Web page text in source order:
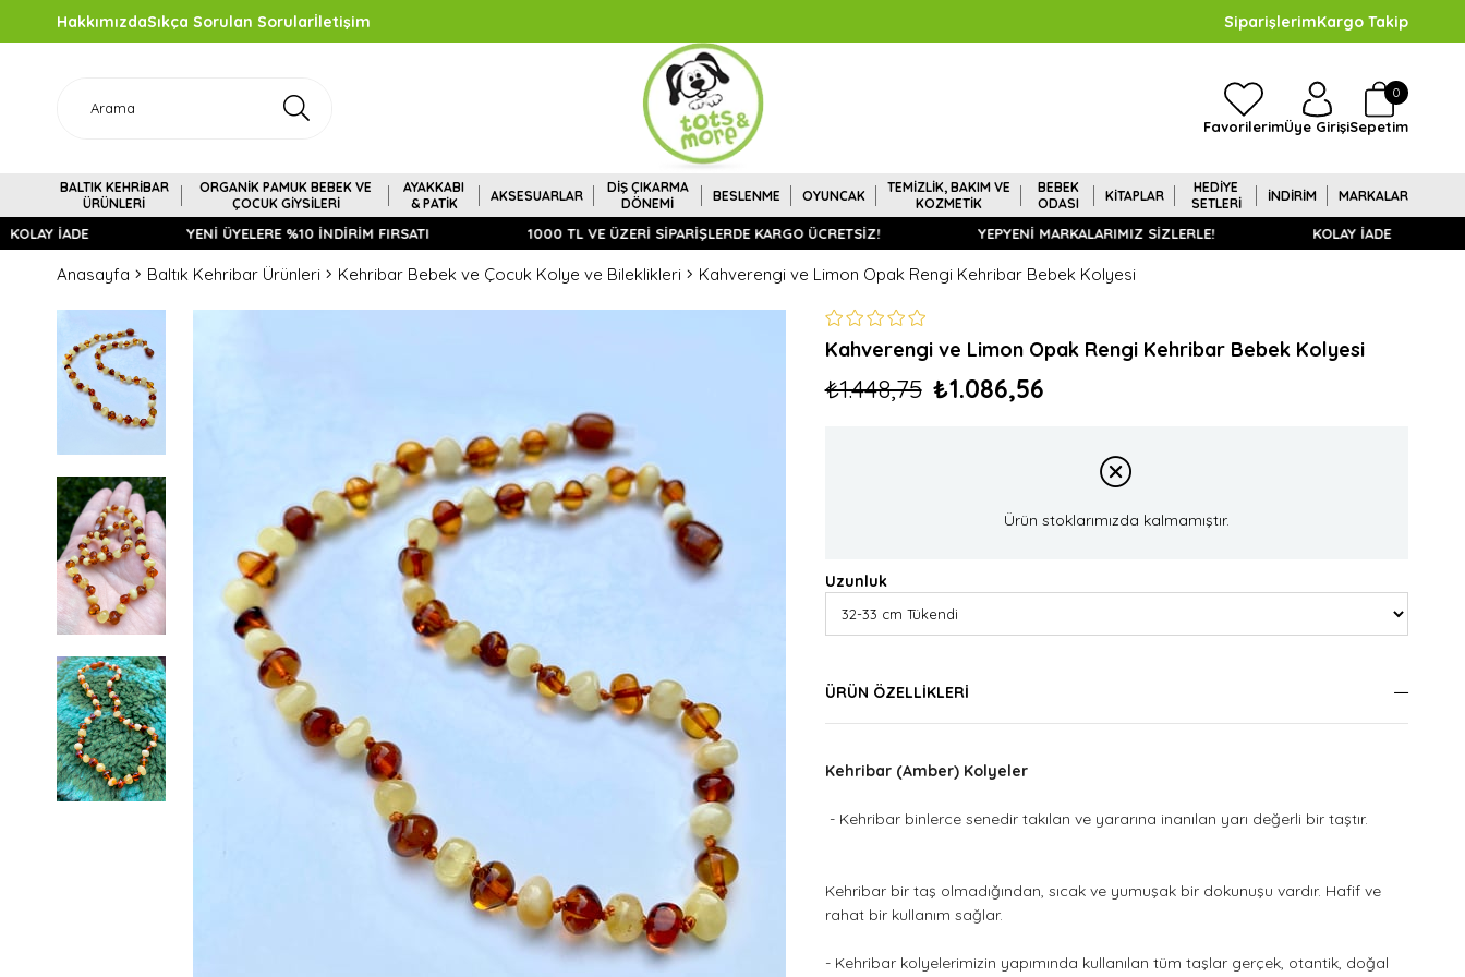
HakkımızdaSıkça Sorulan Sorularİletişim SiparişlerimKargo Takip
FavorilerimÜye GirişiSepetim
0
BALTIK KEHRİBAR
ÜRÜNLERİ
ORGANİK PAMUK BEBEK VE
ÇOCUK GİYSİLERİ
AYAKKABI
& PATİK
AKSESUARLAR
DİŞ ÇIKARMA
DÖNEMİ
BESLENME OYUNCAK
TEMİZLİK, BAKIM VE
KOZMETİK
BEBEK
ODASI
KİTAPLAR
HEDİYE
SETLERİ
İNDİRİM MARKALAR
İADE YENİ ÜYELERE %10 İNDİRİM FIRSATI 1000 TL VE ÜZERİ SİPARİŞLERDE KARGO ÜCRETSİZ! YEPYENİ MARKALARIMIZ SİZLERLE! KOLAY İADE
Anasayfa Baltık Kehribar Ürünleri Kehribar Bebek ve Çocuk Kolye ve Bileklikleri Kahverengi ve Limon Opak Rengi Kehribar Bebek Kolyesi
Kahverengi ve Limon Opak Rengi Kehribar Bebek Kolyesi
₺1.448,75 ₺1.086,56
Ürün stoklarımızda kalmamıştır.
Uzunluk
ÜRÜN ÖZELLIKLERI
Kehribar (Amber) Kolyeler
- Kehribar binlerce senedir takılan ve yararına inanılan yarı değerli bir taştır.
Kehribar bir taş olmadığından, sıcak ve yumuşak bir dokunuşu vardır. Hafif ve
rahat bir kullanım sağlar.
- Kehribar kolyelerimizin yapımında kullanılan tüm taşlar gerçek, otantik, doğal